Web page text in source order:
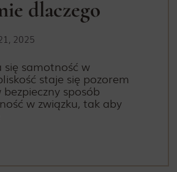
dlaczego
2025
się samotność w
staje się pozorem
bezpieczny sposób
w związku, tak aby